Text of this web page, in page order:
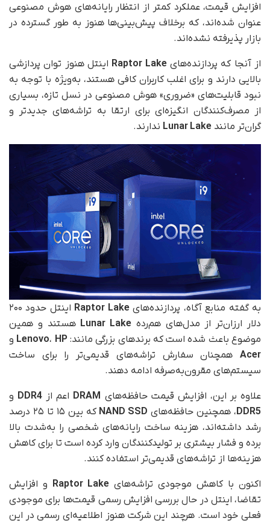
افزایش قیمت، عملکرد کمتر از انتظار رایانه‌های هوش مصنوعی
عنوان شده‌اند، که برخلاف پیش‌بینی‌ها هنوز به‌ طور گسترده در
بازار پذیرفته نشده‌اند.
از آنجا که پردازنده‌هایRaptor Lake اینتل هنوز توان پردازشی
بالایی دارند و برای اغلب کاربران کافی هستند، به‌ویژه با توجه به
نبود قابلیت‌های «ضروری» هوش مصنوعی در نسل تازه، بسیاری
از مصرف‌کنندگان انگیزه‌ای برای ارتقا به تراشه‌های جدیدتر و
گران‌تر مانند Lunar Lake ندارند.
به گفته منابع آگاه، پردازنده‌هایRaptor Lake
اینتل حدود ۲۰۰
دلار ارزان‌تر از مدل‌های هم‌رده Lunar Lake هستند و همین
موضوع باعث شده است که برندهای بزرگی مانند:
Lenovo، HP
و
Acer همچنان سفارش تراشه‌های قدیمی‌تر را برای ساخت
سیستم‌های مقرون‌به‌صرفه ادامه دهند.
علاوه بر این، افزایش قیمت حافظه‌های DRAM اعم از DDR4 و
DDR5، همچنین حافظه‌های NAND SSD
که بین ۱۵ تا ۲۵ درصد
رشد داشته‌اند، هزینه ساخت رایانه‌های شخصی را به‌شدت بالا
برده و فشار بیشتری بر تولیدکنندگان وارد کرده است تا برای کاهش
هزینه‌ها از تراشه‌های قدیمی‌تر استفاده کنند.
اکنون با کاهش موجودی تراشه‌های Raptor Lake و افزایش
تقاضا، اینتل در حال بررسی افزایش رسمی قیمت‌ها برای موجودی
فعلی خود است. هرچند این شرکت هنوز اطلاعیه‌ای رسمی در این